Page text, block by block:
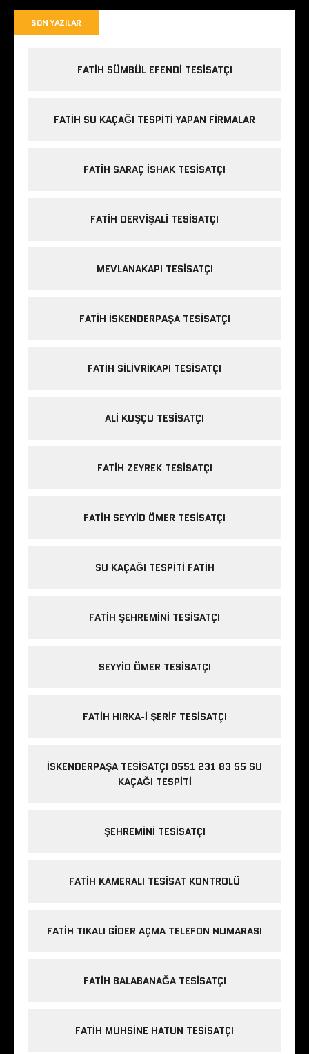
SON YAZILAR
FATIH SÜMBÜL EFENDI TESISATÇI
FATIH SU KAÇAĞI TESPITI YAPAN FIRMALAR
FATIH SARAÇ ISHAK TESISATÇI
FATIH DERVIŞALI TESISATÇI
MEVLANAKAPI TESISATÇI
FATIH ISKENDERPAŞA TESISATÇI
FATIH SILIVRIKAPI TESISATÇI
ALI KUŞÇU TESISATÇI
FATIH ZEYREK TESISATÇI
FATIH SEYYID ÖMER TESISATÇI
SU KAÇAĞI TESPITI FATIH
FATIH ŞEHREMINI TESISATÇI
SEYYID ÖMER TESISATÇI
FATIH HIRKA-I ŞERIF TESISATÇI
İSKENDERPAŞA TESISATÇI 0551 231 83 55 SU
KAÇAĞI TESPITI
ŞEHREMINI TESISATÇI
FATIH KAMERALI TESISAT KONTROLÜ
FATIH TIKALI GIDER AÇMA TELEFON NUMARASI
FATIH BALABANAĞA TESISATÇI
FATIH MUHSINE HATUN TESISATÇI